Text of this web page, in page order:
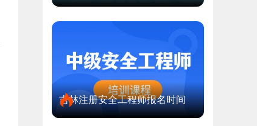
吉林注册安全工程师报名时间